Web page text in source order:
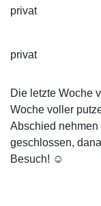
privat
privat
Die letzte Woche
Woche voller
Abschied nehmen
geschlossen,
Besuch! ☺️